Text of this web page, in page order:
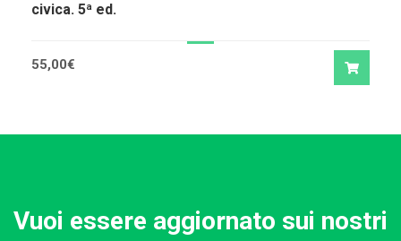
civica. 5ª ed.
55,00€
Vuoi essere aggiornato sui nostri